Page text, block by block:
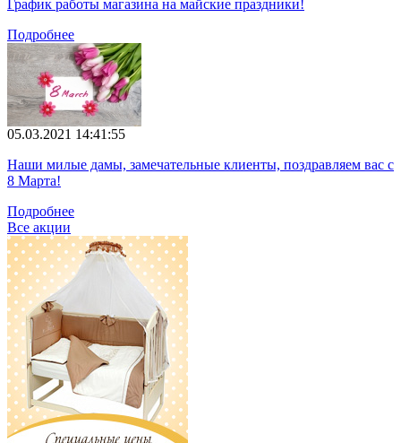
График работы магазина на майские праздники!
Подробнее
05.03.2021 14:41:55
Наши милые дамы, замечательные клиенты, поздравляем вас с
8 Марта!
Подробнее
Все акции